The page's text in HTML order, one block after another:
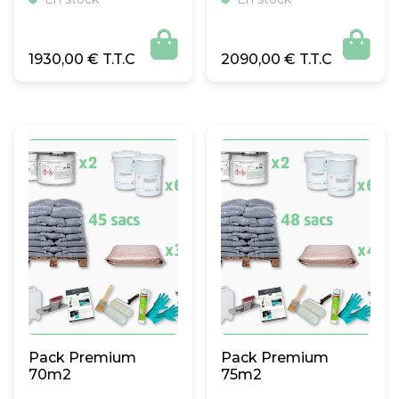
1930,00 €  2090,00€ 
Pack Premium
70m2
Pack Premium
75m2